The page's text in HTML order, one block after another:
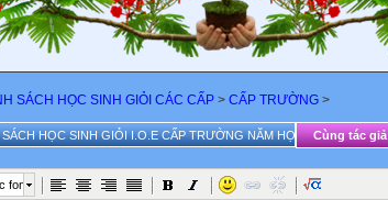
SÁCH HỌC SINH GIỎI CÁC CẤP > CẤP TRƯỜNG >
SÁCH HỌC SINH GIỎI I.O.E CẤP TRƯỜNG NĂM HỌC 2014-2015
Cùng tác giả
font